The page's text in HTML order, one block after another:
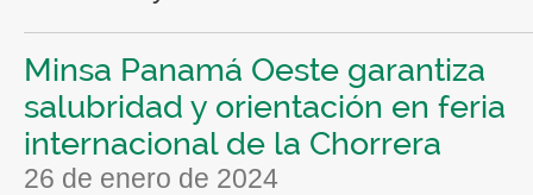
Minsa Panamá Oeste garantiza
salubridad y orientación en feria
internacional de la Chorrera
26 de enero de 2024